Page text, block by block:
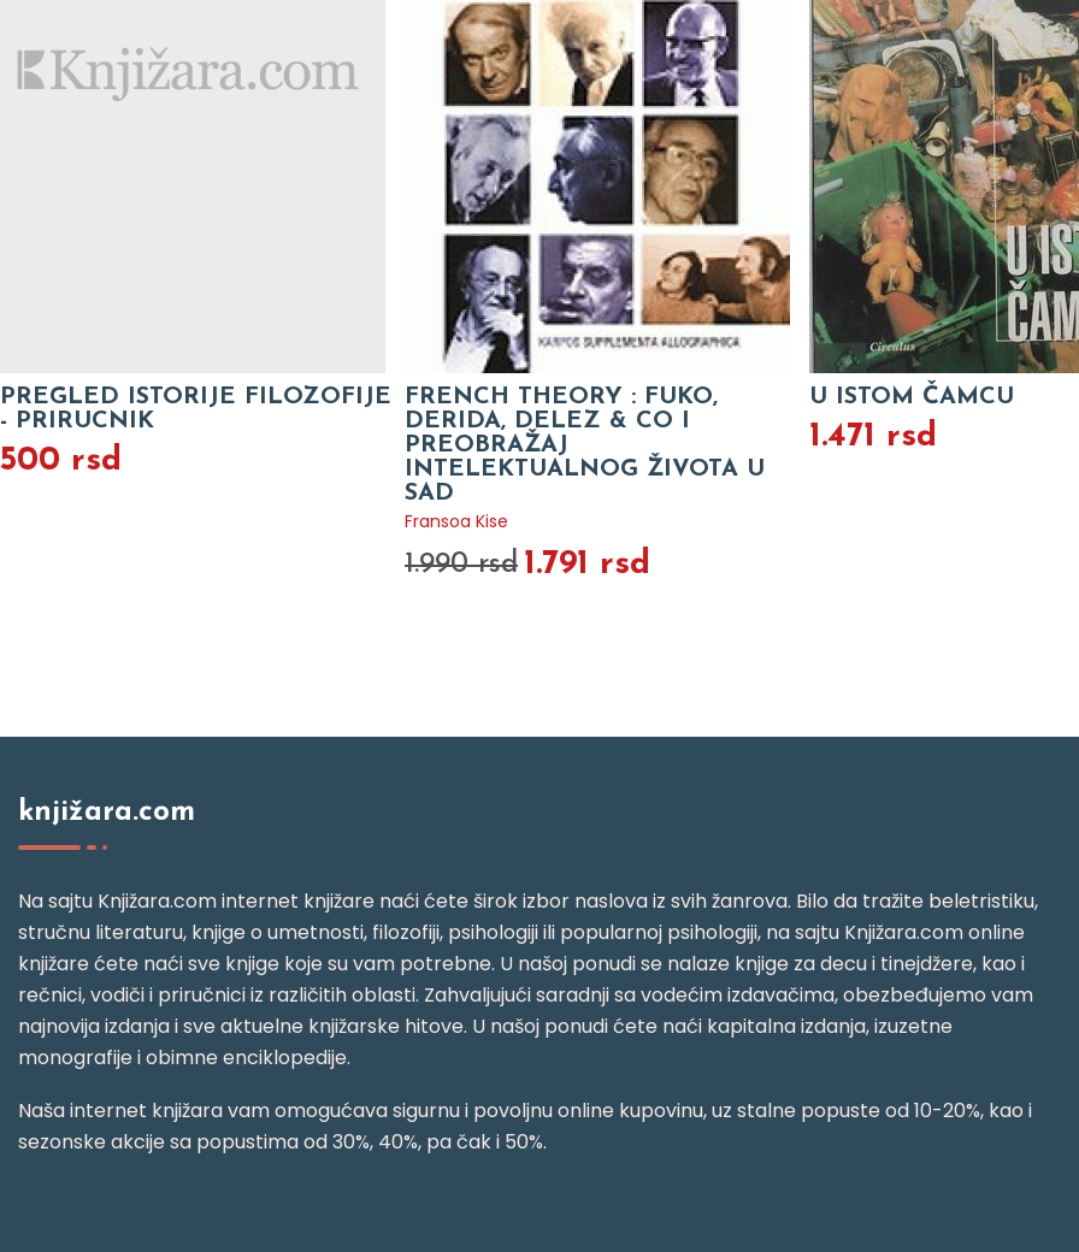
PREGLED ISTORIJE FILOZOFIJE
- PRIRUCNIK
500 rsd
FRENCH THEORY : FUKO,
DERIDA, DELEZ & CO I
PREOBRAŽAJ
INTELEKTUALNOG ŽIVOTA U
SAD
Fransoa Kise
1.990 rsd 1.791 rsd
U ISTOM ČAMCU
1.471 rsd
knjižara.com
Na sajtu Knjižara.com internet knjižare naći ćete širok izbor naslova iz svih žanrova. Bilo da tražite beletristiku,
stručnu literaturu, knjige o umetnosti, filozofiji, psihologiji ili popularnoj psihologiji, na sajtu Knjižara.com online
knjižare ćete naći sve knjige koje su vam potrebne. U našoj ponudi se nalaze knjige za decu i tinejdžere, kao i
rečnici, vodiči i priručnici iz različitih oblasti. Zahvaljujući saradnji sa vodećim izdavačima, obezbeđujemo vam
najnovija izdanja i sve aktuelne knjižarske hitove. U našoj ponudi ćete naći kapitalna izdanja, izuzetne
monografije i obimne enciklopedije.
Naša internet knjižara vam omogućava sigurnu i povoljnu online kupovinu, uz stalne popuste od 10-20%, kao i
sezonske akcije sa popustima od 30%, 40%, pa čak i 50%.